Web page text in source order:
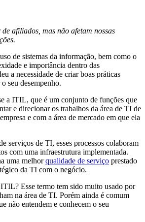
afiliados, mas não afetam nossas
de sistemas da informação, bem como o
e importância dentro das
a necessidade de criar boas práticas
seu desempenho.
a ITIL, que é um conjunto de funções que
e direcionar os trabalhos da área de TI de
e com a área de mercado em que ela
serviços de TI, esses processos colaboram
com uma infraestrutura implementada.
uma melhorqualidade de serviço prestado
da TI com o negócio.
Esse termo tem sido muito usado por
na área de TI. Porém ainda é comum
não entendem e conhecem o seu